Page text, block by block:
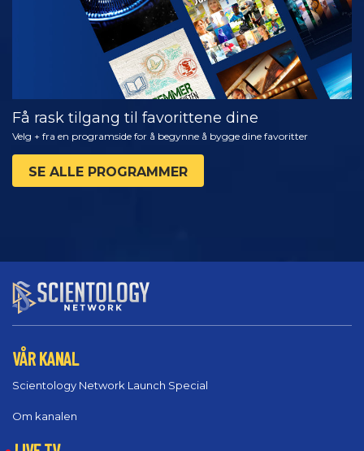
Få rask tilgang til favorittene dine
Velg + fra en programside for å begynne å bygge dine favoritter
SE ALLE PROGRAMMER
VÅR KANAL
Scientology Network Launch Special
Om kanalen